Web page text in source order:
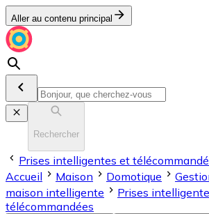
Aller au contenu principal
Rechercher
Prises intelligentes et
Accueil
Maison Domotique
maison intelligente
Prises
télécommandées